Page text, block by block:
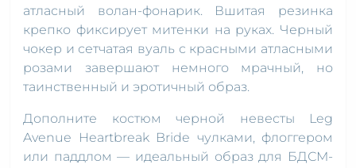
атласный волан-фонарик. Вшитая резинка
крепко фиксирует митенки на руках. Черный
чокер и сетчатая вуаль с красными атласными
розами завершают немного мрачный, но
таинственный и эротичный образ.
Дополните костюм черной невесты Leg
Avenue Heartbreak Bride чулками, флоггером
или паддлом — идеальный образ для БДСМ-